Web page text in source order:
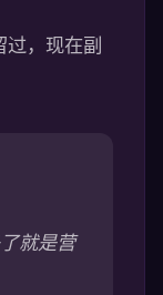
过，现在副
就是营